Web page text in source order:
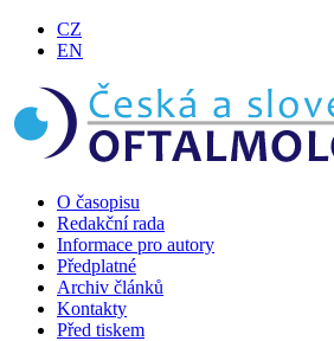
CZ
EN
O časopisu
Redakční rada
Informace pro autory
Předplatné
Archiv článků
Kontakty
Před tiskem